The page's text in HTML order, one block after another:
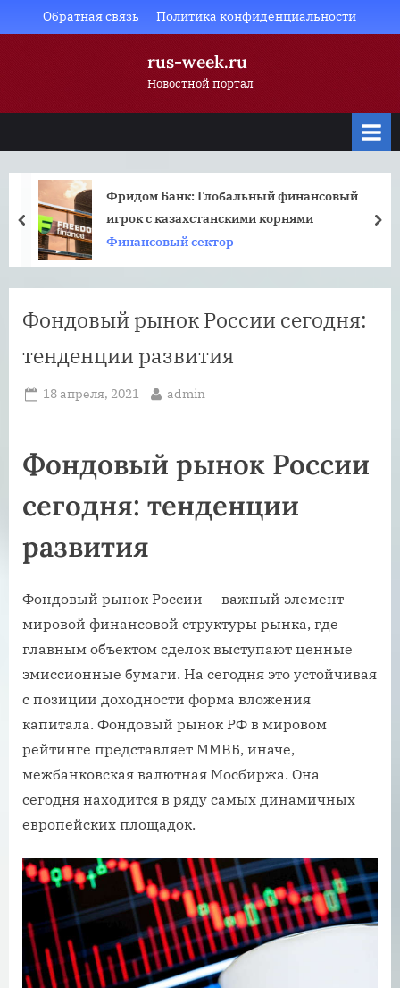
to
Обратная связь Политика конфиденциальности
rus-week.ru
Новостной портал
Фридом Банк: Глобальный финансовый
игрок с казахстанскими корнями
Финансовый сектор
prev
Фондовый рынок России сегодня:
тенденции развития
Posted
18 апреля, 2021 By
admin
Фондовый рынок России
сегодня: тенденции
развития
Фондовый рынок России — важный элемент
мировой финансовой структуры рынка, где
главным объектом сделок выступают ценные
эмиссионные бумаги. На сегодня это устойчивая
с позиции доходности форма вложения
капитала. Фондовый рынок РФ в мировом
рейтинге представляет ММВБ, иначе,
межбанковская валютная Мосбиржа. Она
сегодня находится в ряду самых динамичных
европейских площадок.